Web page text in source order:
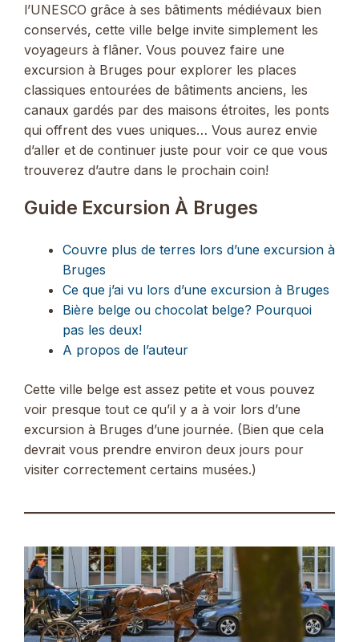
l’UNESCO grâce à ses bâtiments médiévaux bien
conservés, cette ville belge invite simplement les
voyageurs à flâner. Vous pouvez faire une
excursion à Bruges pour explorer les places
classiques entourées de bâtiments anciens, les
canaux gardés par des maisons étroites, les ponts
qui offrent des vues uniques… Vous aurez envie
d’aller et de continuer juste pour voir ce que vous
trouverez d’autre dans le prochain coin!
Guide Excursion À Bruges
Couvre plus de terres lors d’une excursion à
Bruges
Ce que j’ai vu lors d’une excursion à Bruges
Bière belge ou chocolat belge? Pourquoi
pas les deux!
A propos de l’auteur
Cette ville belge est assez petite et vous pouvez
voir presque tout ce qu’il y a à voir lors d’une
excursion à Bruges d’une journée. (Bien que cela
devrait vous prendre environ deux jours pour
visiter correctement certains musées.)